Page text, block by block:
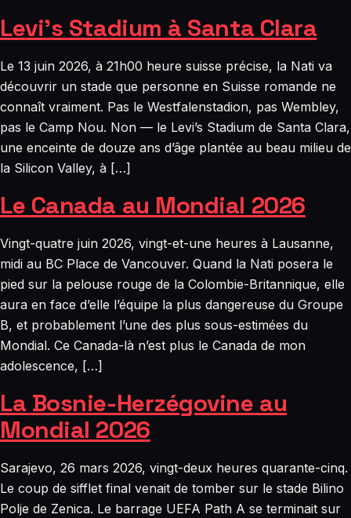
Levi’s Stadium à Santa Clara
Le 13 juin 2026, à 21h00 heure suisse précise, la Nati va
découvrir un stade que personne en Suisse romande ne
connaît vraiment. Pas le Westfalenstadion, pas Wembley,
pas le Camp Nou. Non — le Levi’s Stadium de Santa Clara,
une enceinte de douze ans d’âge plantée au beau milieu de
la Silicon Valley, à […]
Le Canada au Mondial 2026
Vingt-quatre juin 2026, vingt-et-une heures à Lausanne,
midi au BC Place de Vancouver. Quand la Nati posera le
pied sur la pelouse rouge de la Colombie-Britannique, elle
aura en face d’elle l’équipe la plus dangereuse du Groupe
B, et probablement l’une des plus sous-estimées du
Mondial. Ce Canada-là n’est plus le Canada de mon
adolescence, […]
La Bosnie-Herzégovine au
Mondial 2026
Sarajevo, 26 mars 2026, vingt-deux heures quarante-cinq.
Le coup de sifflet final venait de tomber sur le stade Bilino
Polje de Zenica. Le barrage UEFA Path A se terminait sur